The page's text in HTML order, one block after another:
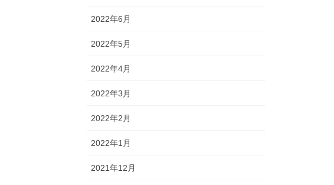
2022年6月
2022年5月
2022年4月
2022年3月
2022年2月
2022年1月
2021年12月